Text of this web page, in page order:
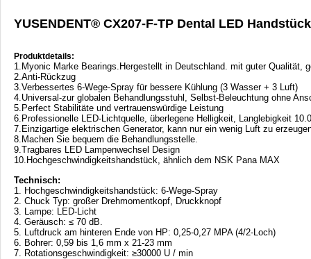
YUSENDENT® CX207-F-TP Dental LED
Produktdetails:
1.Myonic Marke Bearings.Hergestellt in Deutschland. mit guter Qualität,
2.Anti-Rückzug
3.Verbessertes 6-Wege-Spray für bessere Kühlung (3 Wasser + 3 Luft)
4.Universal-zur globalen Behandlungsstuhl, Selbst-Beleuchtung ohne
5.Perfect Stabilitäte und vertrauenswürdige Leistung
6.Professionelle LED-Lichtquelle, überlegene Helligkeit, Langlebigkeit
7.Einzigartige elektrischen Generator, kann nur ein wenig Luft zu
8.Machen Sie bequem die Behandlungsstelle.
9.Tragbares LED Lampenwechsel Design
10.Hochgeschwindigkeitshandstück, ähnlich dem NSK Pana MAX
Technisch:
1. Hochgeschwindigkeitshandstück: 6-Wege-Spray
2. Chuck Typ: großer Drehmomentkopf, Druckknopf
3. Lampe: LED-Licht
4. Geräusch: ≤ 70 dB.
5. Luftdruck am hinteren Ende von HP: 0,25-0,27 MPA (4/2-Loch)
6. Bohrer: 0,59 bis 1,6 mm x 21-23 mm
7. Rotationsgeschwindigkeit: ≥30000 U / min